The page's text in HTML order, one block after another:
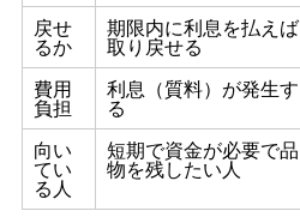
戻せ
るか
期限内に利息を払えば
取り戻せる
費用
負担
利息（質料）が発生す
る
向い
てい
る人
短期で資金が必要で品
物を残したい人